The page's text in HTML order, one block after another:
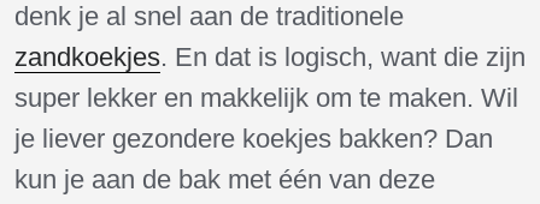
denk je al snel aan de traditionele
zandkoekjes. En dat is logisch, want die zijn
super lekker en makkelijk om te maken. Wil
je liever gezondere koekjes bakken? Dan
kun je aan de bak met één van deze